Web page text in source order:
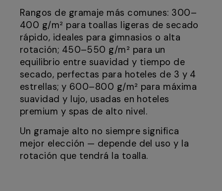
Rangos de gramaje más comunes: 300–
400 g/m² para toallas ligeras de secado
rápido, ideales para gimnasios o alta
rotación; 450–550 g/m² para un
equilibrio entre suavidad y tiempo de
secado, perfectas para hoteles de 3 y 4
estrellas; y 600–800 g/m² para máxima
suavidad y lujo, usadas en hoteles
premium y spas de alto nivel.
Un gramaje alto no siempre significa
mejor elección — depende del uso y la
rotación que tendrá la toalla.